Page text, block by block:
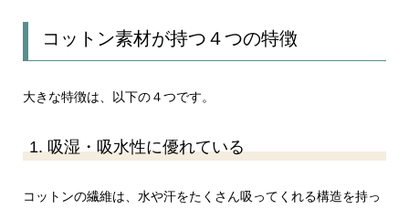
コットン素材が持つ４つの特徴
大きな特徴は、以下の４つです。
1. 吸湿・吸水性に優れている
コットンの繊維は、水や汗をたくさん吸ってくれる構造を持っ